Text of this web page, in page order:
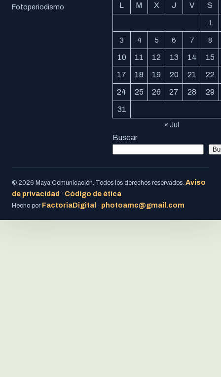
Fotoperiodismo
L
M X J V S
1
3 4 5 6 7 8
10 11 12 13 14 15
17 18 19 20 21 22
24 25 26 27 28 29
31
« Jul
Buscar
© 2026 Maya Comunicación. Todos los derechos reservados. Aviso
de privacidad · Código de ética
Hecho por FactoriaDigital · photoamc@gmail.com